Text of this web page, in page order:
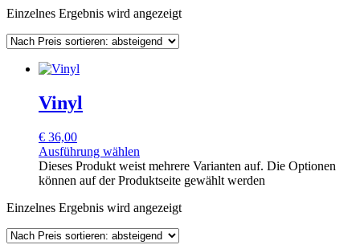
Einzelnes Ergebnis wird angezeigt
Vinyl
€ 36,00
Ausführung wählen
Dieses Produkt weist mehrere Varianten auf. Die Optionen
können auf der Produktseite gewählt werden
Einzelnes Ergebnis wird angezeigt